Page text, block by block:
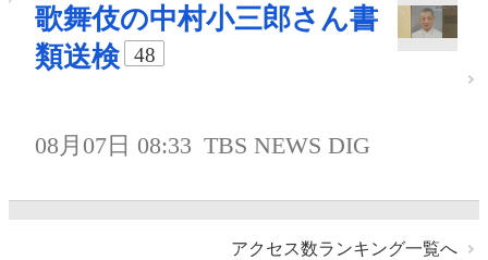
歌舞伎の中村小三郎さん書
類送検
48
08月07日 08:33 TBS NEWS DIG
アクセス数ランキング一覧へ